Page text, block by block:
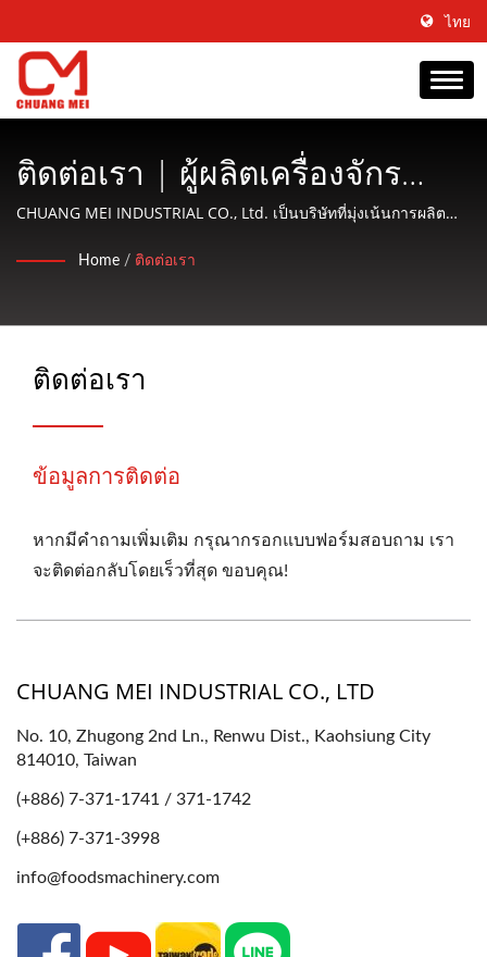
ไทย
ติดต่อเรา | ผู้ผลิตเครื่องจักร
แปรรูปและปรับสภาพอาหาร
ทะเลตั้งแต่ปี 1977 | CHUANG
CHUANG MEI INDUSTRIAL CO., Ltd. เป็นบริษัทที่มุ่งเน้นการผลิต
เป็นมิตรกับลูกค้า.
Home / ติดต่อเรา
ติดต่อเรา
ข้อมูลการติดต่อ
หากมีคำถามเพิ่มเติม กรุณากรอกแบบฟอร์มสอบถาม เรา
จะติดต่อกลับโดยเร็วที่สุด ขอบคุณ!
CHUANG MEI INDUSTRIAL CO., LTD
No. 10, Zhugong 2nd Ln., Renwu Dist., Kaohsiung City
814010, Taiwan
(+886) 7-371-1741 / 371-1742
(+886) 7-371-3998
info@foodsmachinery.com